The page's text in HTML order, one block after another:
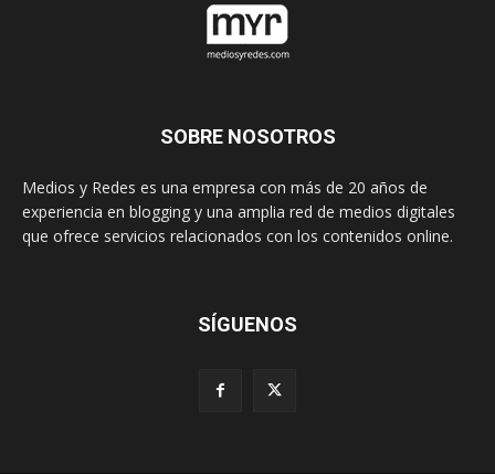
SOBRE NOSOTROS
Medios y Redes es una empresa con más de 20 años de
experiencia en blogging y una amplia red de medios digitales
que ofrece servicios relacionados con los contenidos online.
SÍGUENOS